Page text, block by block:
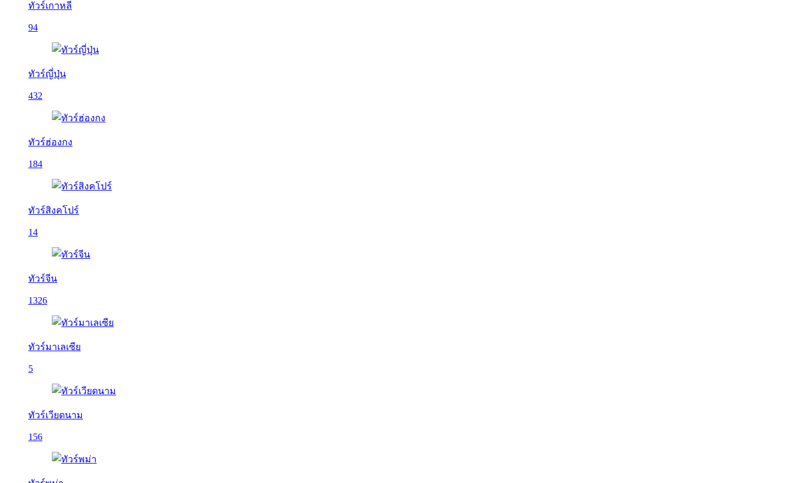
ทัวร์เกาหลี
94
ทัวร์ญี่ปุ่น
432
ทัวร์ฮ่องกง
184
ทัวร์สิงคโปร์
14
ทัวร์จีน
1326
ทัวร์มาเลเซีย
5
ทัวร์เวียดนาม
156